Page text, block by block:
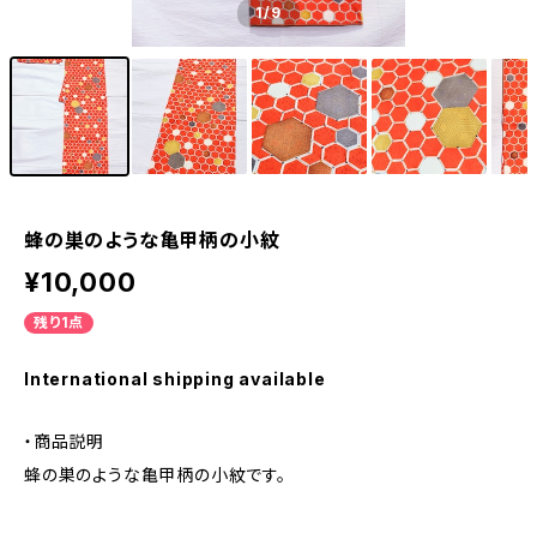
1/9
蜂の巣のような亀甲柄の小紋
¥10,000
残り1点
International shipping available
・商品説明
蜂の巣のような亀甲柄の小紋です。